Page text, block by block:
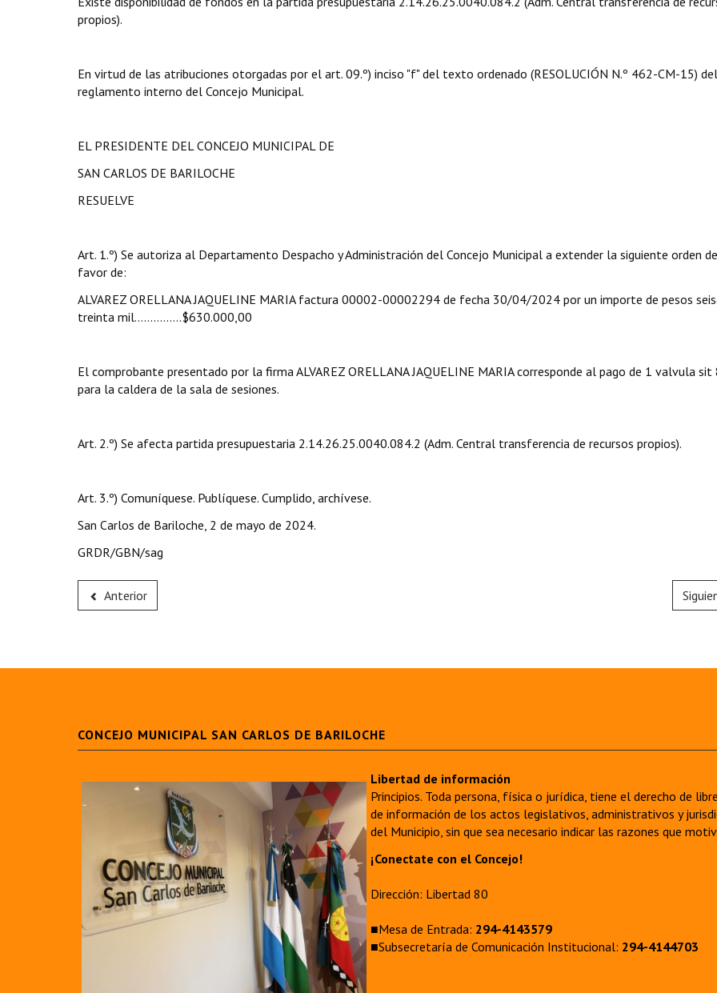
propios).
En virtud de las atribuciones otorgadas por el art. 09.º) inciso "f" del texto ordenado (RESOLUCIÓN N.º 462-CM-15) del
reglamento interno del Concejo Municipal.
EL PRESIDENTE DEL CONCEJO MUNICIPAL DE
SAN CARLOS DE BARILOCHE
RESUELVE
Art. 1.º) Se autoriza al Departamento Despacho y Administración del Concejo Municipal a extender la siguiente orden
favor de:
ALVAREZ ORELLANA JAQUELINE MARIA factura 00002-00002294 de fecha 30/04/2024 por un importe de pesos
treinta mil…………...$630.000,00
El comprobante presentado por la firma ALVAREZ ORELLANA JAQUELINE MARIA corresponde al pago de 1 valvula sit
para la caldera de la sala de sesiones.
Art. 2.º) Se afecta partida presupuestaria 2.14.26.25.0040.084.2 (Adm. Central transferencia de recursos propios).
Art. 3.º) Comuníquese. Publíquese. Cumplido, archívese.
San Carlos de Bariloche, 2 de mayo de 2024.
GRDR/GBN/sag
Anterior
CONCEJO MUNICIPAL SAN CARLOS DE BARILOCHE
Libertad de información
Principios. Toda persona, física o jurídica, tiene el derecho de
de información de los actos legislativos, administrativos y
del Municipio, sin que sea necesario indicar las razones que
¡Conectate con el Concejo!
Dirección: Libertad 80
■Mesa de Entrada: 294-4143579
■Subsecretaría de Comunicación Institucional: 294-4144703